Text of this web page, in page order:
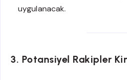
uygulanacak.
3. Potansiyel Rakipler